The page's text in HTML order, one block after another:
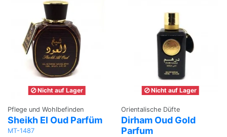
Nicht auf Lager
Pflege und Wohlbefinden
Sheikh El Oud Parfüm
MT-1487
Nicht auf Lager
Orientalische Düfte
Dirham Oud Gold
Parfum